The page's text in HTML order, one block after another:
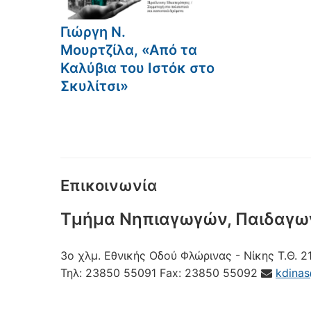
Γιώργη Ν.
Μουρτζίλα, «Από τα
Καλύβια του Ιστόκ στο
Σκυλίτσι»
Επικοινωνία
Τμήμα Νηπιαγωγών,
3ο χλμ. Εθνικής Οδού Φλώρινας - Νίκης Τ.Θ.
Τηλ: 23850 55091 Fax: 23850 55092